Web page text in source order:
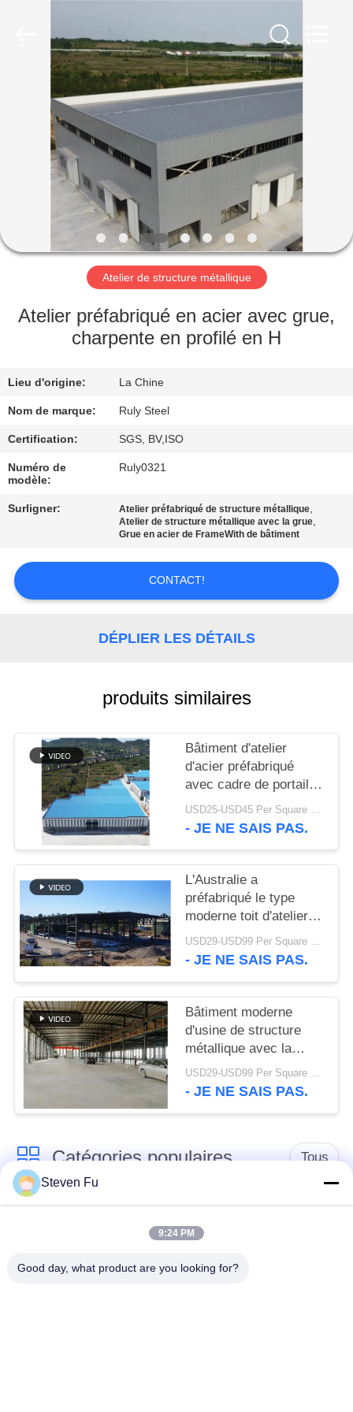
MAISON
PRODUITS
VIDÉOS
VR
SHOW
AU
NOUS
VISITE
D'USINE
CONTRÔLE
QUALITÉ
NOUVELLES
SOLUTION
DE
DÉFAUT
BLOG
PLAN
DU
SITE
PRIVACY
POLICY
Atelier de structure métallique
Atelier préfabriqué en acier avec grue,
charpente en profilé en H
Lieu d'origine: La Chine
Nom de marque: Ruly Steel
Certification: SGS, BV,ISO
Numéro de
modèle:
Ruly0321
Surligner: Atelier préfabriqué de structure métallique,
Atelier de structure métallique avec la grue,
Grue en acier de FrameWith de bâtiment
CONTACT!
DÉPLIER LES DÉTAILS
produits similaires
Bâtiment d'atelier
d'acier préfabriqué
avec cadre de portail
galvanisé
USD25-USD45 Per Square Meter MOQ:200 mètres carrés
- JE NE SAIS PAS.
L'Australie a
préfabriqué le type
moderne toit d'atelier
de structures
métalliques de botte
USD29-USD99 Per Square Meter MOQ:500 mètres carrés
- JE NE SAIS PAS.
Bâtiment moderne
d'usine de structure
métallique avec la
construction d'atelier
en métal de mezzanine
USD29-USD99 Per Square Meter MOQ:500 mètres carrés
- JE NE SAIS PAS.
Catégories populaires Tous
entrepôt de structure
Atelier de structure
métallique
construction de
Fabrication de
Steven Fu
9:24 PM
Good day, what product are you looking for?